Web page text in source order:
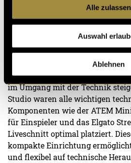
Alle zulassen
Auswahl
Ablehnen
Funkstrecken der Livekameras
was eine zuverlässigere
Zudem erleichterte diese
Kabelführung für alle
nur die Sicherheit erhöhte,
im Umgang mit der Technik
Studio waren alle wichtigen
Komponenten wie der ATEM
für Einspieler und das Elgato
Liveschnitt optimal platziert.
kompakte Einrichtung
und flexibel auf technische